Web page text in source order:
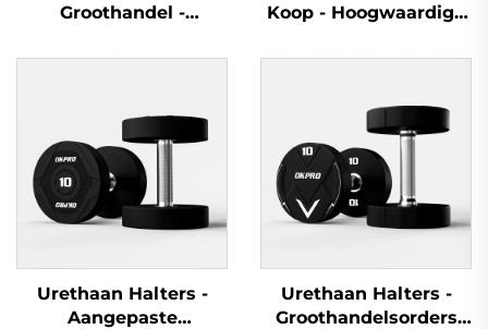
Groothandel -
Commerciële
Koop - Hoogwaardige
Commercieel Gebruik
Urethaan Halters -
Aangepaste
Urethaan Halters -
Groothandelsorders